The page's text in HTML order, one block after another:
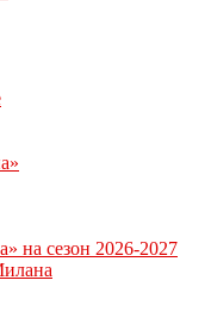
на сезон 2026-2027